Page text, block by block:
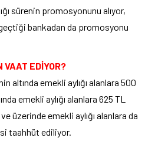
sürenin promosyonunu alıyor,
bankadan da promosyonu
VAAT EDİYOR?
altında emekli aylığı alanlara 500
emekli aylığı alanlara 625 TL
üzerinde emekli aylığı alanlara da
taahhüt ediliyor.